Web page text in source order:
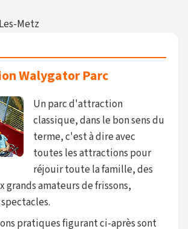
Metz
Walygator Parc
Un parc d'attraction
classique, dans le bon sens du
terme, c'est à dire avec
toutes les attractions pour
réjouir toute la famille, des
grands amateurs de frissons,
pratiques figurant ci-après sont